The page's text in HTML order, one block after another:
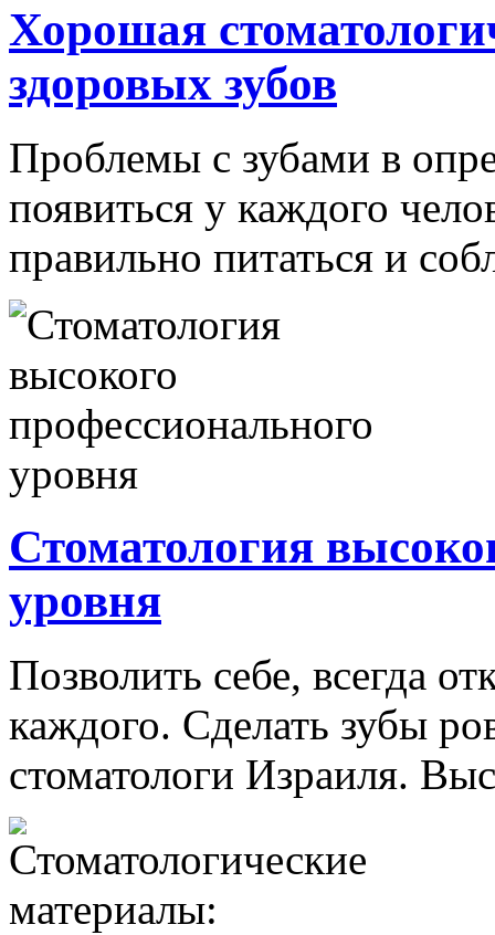
Хорошая
здоровых зубов
Проблемы с зубами в
появиться у каждого
правильно питаться и
Стоматология
уровня
Позволить себе, всегда
каждого. Сделать зубы
стоматологи Израиля.